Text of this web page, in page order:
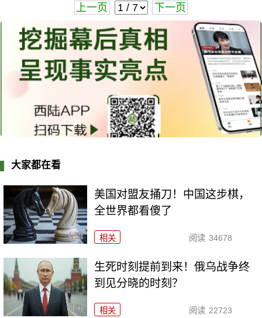
上一页 下一页
大家都在看
美国对盟友捅刀！中国这步棋，
全世界都看傻了
相关 阅读 34678
生死时刻提前到来！俄乌战争终
到见分晓的时刻？
相关 阅读 22723